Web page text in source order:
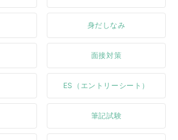
身だしなみ
面接対策
ES（エントリーシート）
筆記試験